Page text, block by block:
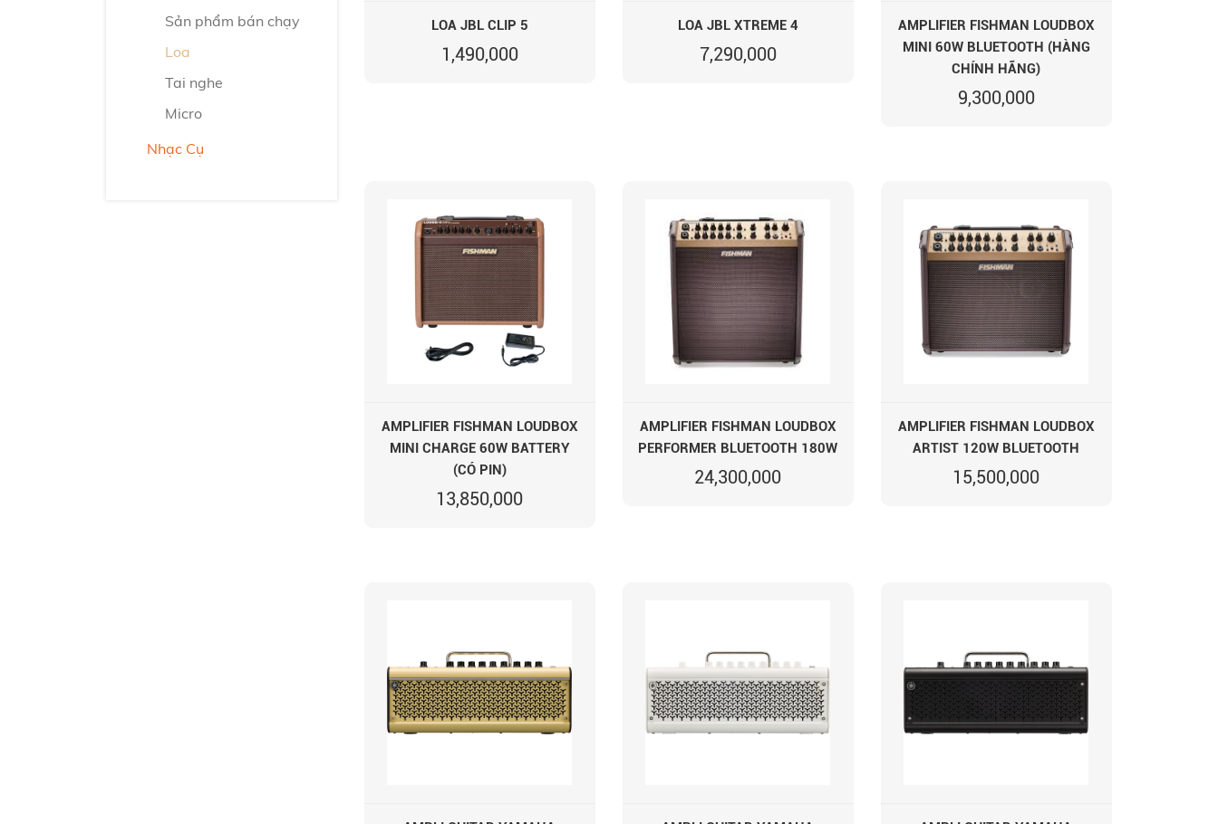
Sản phẩm bán chạy
Loa
Tai nghe
Micro
Nhạc Cụ
LOA JBL CLIP 5
1,490,000
LOA JBL XTREME 4
7,290,000
AMPLIFIER FISHMAN LOUDBOX
MINI 60W BLUETOOTH (HÀNG
CHÍNH HÃNG)
9,300,000
AMPLIFIER FISHMAN LOUDBOX
MINI CHARGE 60W BATTERY
(CÓ PIN)
13,850,000
AMPLIFIER FISHMAN LOUDBOX
PERFORMER BLUETOOTH 180W
24,300,000
AMPLIFIER FISHMAN LOUDBOX
ARTIST 120W BLUETOOTH
15,500,000